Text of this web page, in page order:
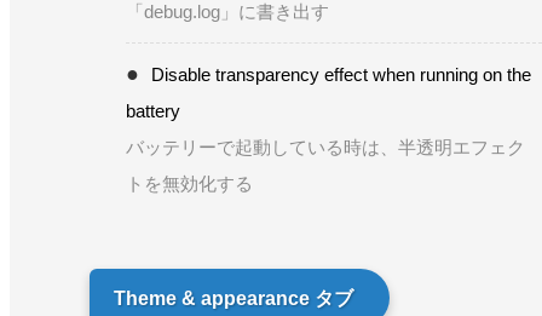
「debug.log」に書き出す
Disable transparency effect when running on the
battery
バッテリーで起動している時は、半透明エフェク
トを無効化する
Theme & appearance タブ